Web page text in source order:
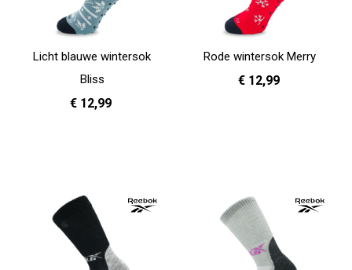
Licht blauwe wintersok
Bliss
€ 12,99
Rode wintersok Merry
€ 12,99